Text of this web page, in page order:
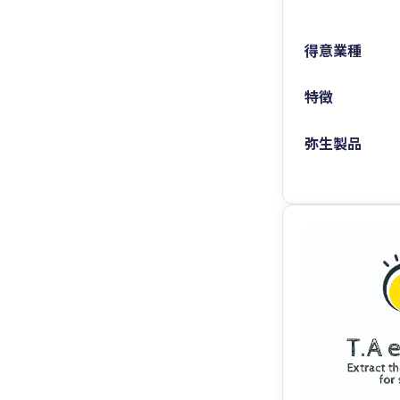
得意業種
特徴
弥生製品